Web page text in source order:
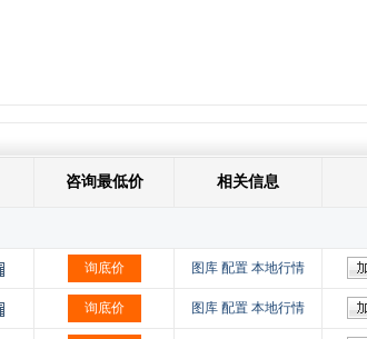
咨询最低价 相关信息
询底价 图库 配置 本地行情
询底价 图库 配置 本地行情